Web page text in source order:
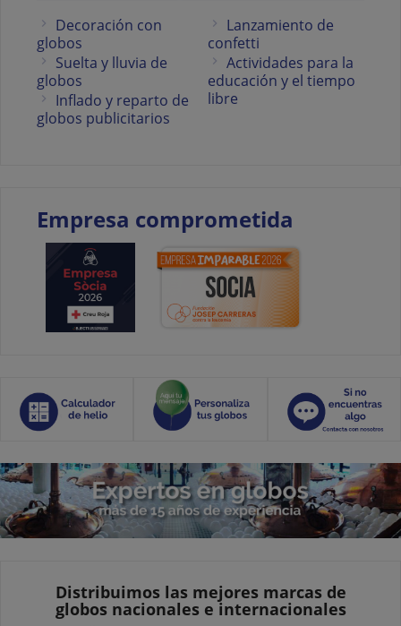
Decoración con
globos
Suelta y lluvia de
globos
Inflado y reparto de
globos publicitarios
Lanzamiento de
confetti
Actividades para la
educación y el tiempo
libre
Empresa comprometida
Distribuimos las mejores marcas de
globos nacionales e internacionales